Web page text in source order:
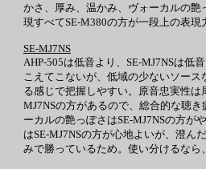
かさ、厚み、温かみ、ヴォーカルの
現すべてSE-M380の方が一段上の表現
SE-MJ7NS
AHP-505は低音より、SE-MJ7NSは低
こえてこないが、低域の少ないソー
る感じで把握しやすい。原音忠実性
MJ7NSの方があるので、総合的な聴
ーカルの艶っぽさはSE-MJ7NSの方が
はSE-MJ7NSの方が心地よいが、澄ん
みで勝っているため。使い分けるなら